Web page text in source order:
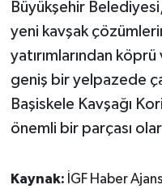
Büyükşehir
yeni kavşak
yatırımlarından
geniş bir yelpazede
Başiskele Kavşağı
önemli bir parçası
Kaynak: İGF Haber